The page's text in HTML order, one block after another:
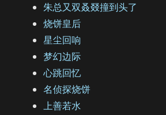
朱总又双叒叕撞到头了
烧饼皇后
星尘回响
梦幻边际
心跳回忆
名侦探烧饼
上善若水